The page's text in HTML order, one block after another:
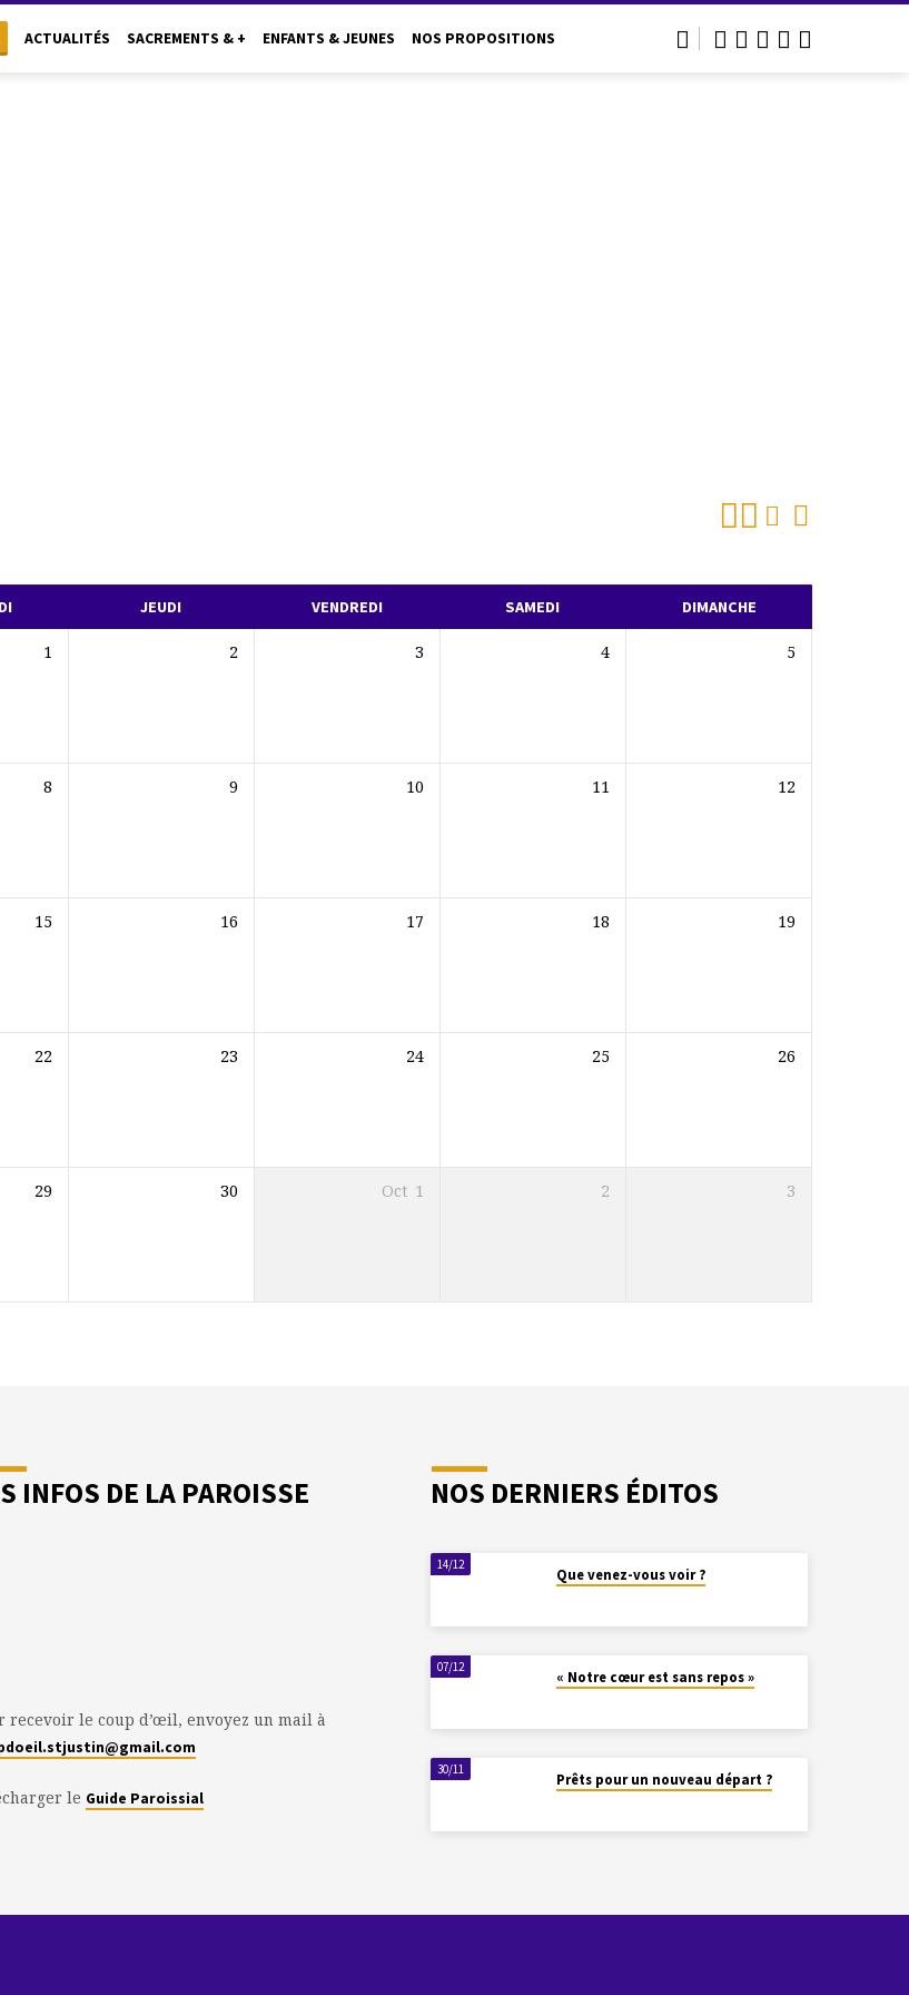
ACTUALITÉS SACREMENTS & + ENFANTS & JEUNES NOS PROPOSITIONS
JEUDI VENDREDI SAMEDI DIMANCHE
1 2 3 4 5
8 9 10 11 12
15 16 17 18 19
22 23 24 25 26
29 30 Oct 1 2 3
INFOS DE LA PAROISSE
recevoir le coup d’œil, envoyez un mail à
le Guide Paroissial
NOS DERNIERS ÉDITOS
14/12
Que venez-vous voir ?
07/12
« Notre cœur est sans repos »
30/11
Prêts pour un nouveau départ ?